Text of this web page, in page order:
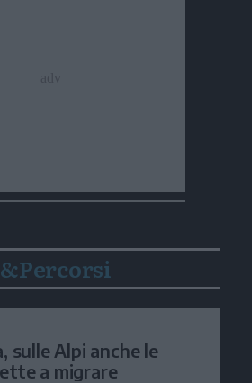
sulle Alpi anche le
a migrare